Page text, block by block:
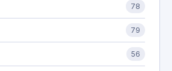
78
79
56